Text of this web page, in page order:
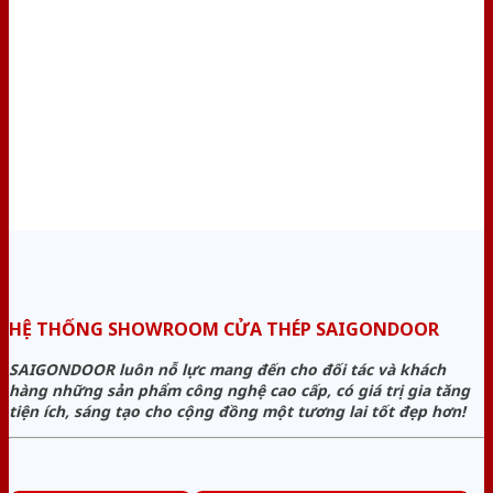
HỆ THỐNG SHOWROOM CỬA THÉP SAIGONDOOR
SAIGONDOOR luôn nỗ lực mang đến cho đối tác và khách
hàng những sản phẩm công nghệ cao cấp, có giá trị gia tăng
tiện ích, sáng tạo cho cộng đồng một tương lai tốt đẹp hơn!